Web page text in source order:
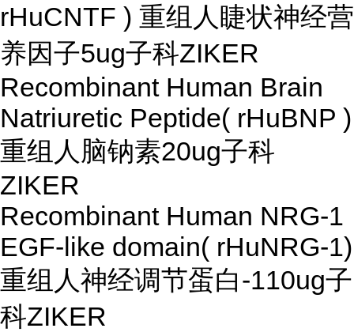
rHuCNTF ) 重组人睫状神经营
养因子5ug子科ZIKER
Recombinant Human Brain
Natriuretic Peptide( rHuBNP )
重组人脑钠素20ug子科
ZIKER
Recombinant Human NRG-1
EGF-like domain( rHuNRG-1)
重组人神经调节蛋白-110ug子
科ZIKER